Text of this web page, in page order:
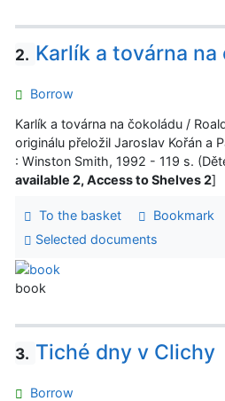
2. Karlík a továrna na
Borrow
Karlík a továrna na čokoládu /
originálu přeložil Jaroslav Kořán a
: Winston Smith, 1992 - 119 s.
available 2, Access to Shelves 2]
To the basket
Bookmark
Selected documents
book
3. Tiché dny v Clichy
Borrow